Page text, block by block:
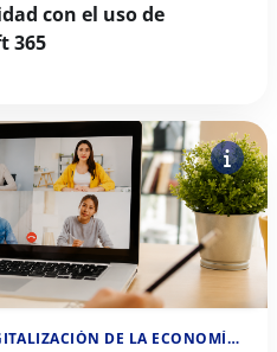
con el uso de
365
COMPETENCIAS PARA LA DIGITALIZACIÓN DE LA ECONOMÍA SOCIAL